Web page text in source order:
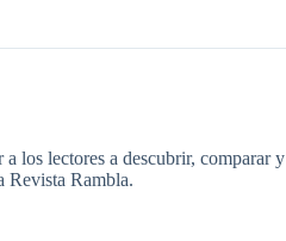
los lectores a descubrir, comparar y
Revista Rambla.